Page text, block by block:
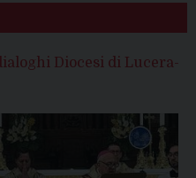
Diocesi di Lucera-